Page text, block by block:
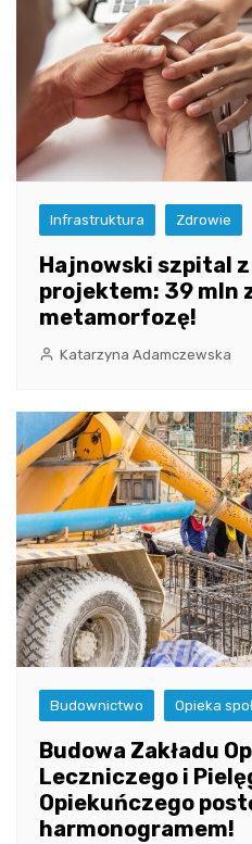
Infrastruktura Zdrowie
Hajnowski szpital
projektem: 39 mln
metamorfozę!
Katarzyna Adamczewska
Budownictwo Opieka
Budowa Zakładu
Leczniczego i
Opiekuńczego
harmonogramem!